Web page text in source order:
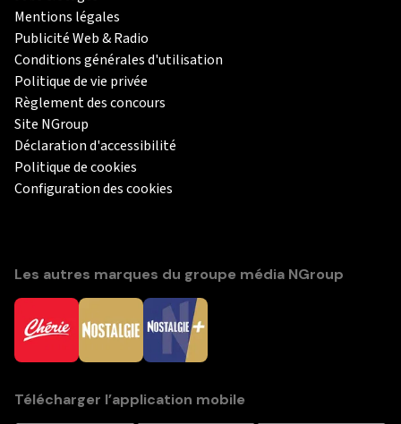
Mentions légales
Publicité Web & Radio
Conditions générales d'utilisation
Politique de vie privée
Règlement des concours
Site NGroup
Déclaration d'accessibilité
Politique de cookies
Configuration des cookies
Les autres marques du groupe média NGroup
Télécharger l’application mobile